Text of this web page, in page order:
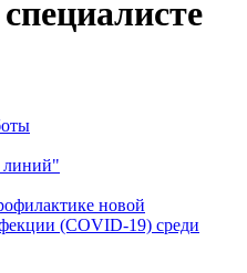
линий"
новой
(COVID-19) среди